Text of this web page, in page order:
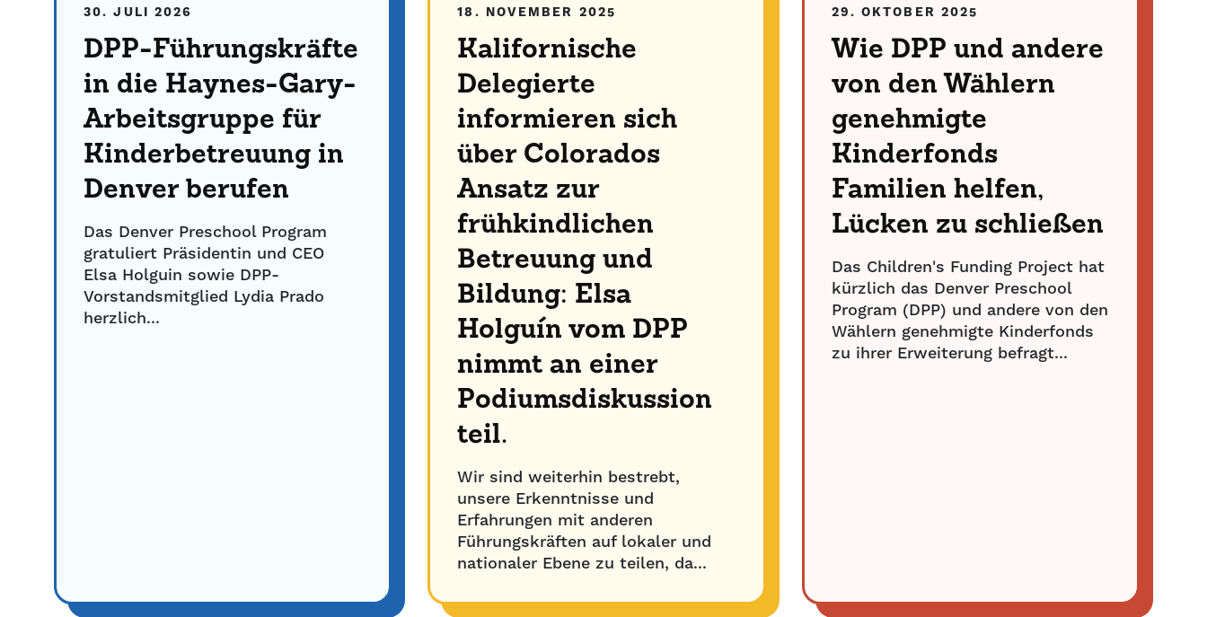
30. JULI 2026
DPP-Führungskräfte
in die Haynes-Gary-
Arbeitsgruppe für
Kinderbetreuung in
Denver berufen
Das Denver Preschool Program
gratuliert Präsidentin und CEO
Elsa Holguin sowie DPP-
Vorstandsmitglied Lydia Prado
herzlich...
18. NOVEMBER 2025
Kalifornische
Delegierte
informieren sich
über Colorados
Ansatz zur
frühkindlichen
Betreuung und
Bildung: Elsa
Holguín vom DPP
nimmt an einer
Podiumsdiskussion
teil.
Wir sind weiterhin bestrebt,
unsere Erkenntnisse und
Erfahrungen mit anderen
Führungskräften auf lokaler und
nationaler Ebene zu teilen, da...
29. OKTOBER 2025
Wie DPP und andere
von den Wählern
genehmigte
Kinderfonds
Familien helfen,
Lücken zu schließen
Das Children's Funding Project hat
kürzlich das Denver Preschool
Program (DPP) und andere von den
Wählern genehmigte Kinderfonds
zu ihrer Erweiterung befragt...